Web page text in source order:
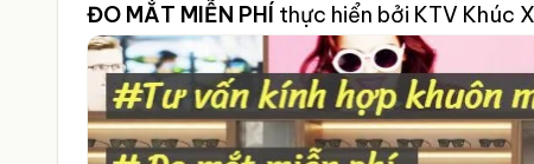
ĐO MẮT MIỄN PHÍ thực hiển bởi KTV Khúc